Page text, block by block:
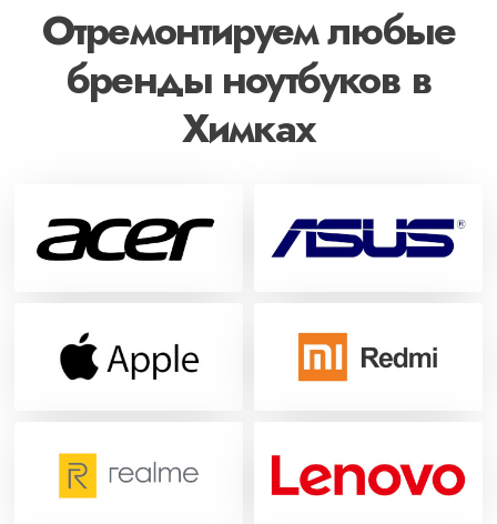
Отремонтируем любые
бренды ноутбуков в
Химках